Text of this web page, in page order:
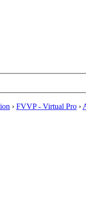
› FVVP - Virtual Pro ›